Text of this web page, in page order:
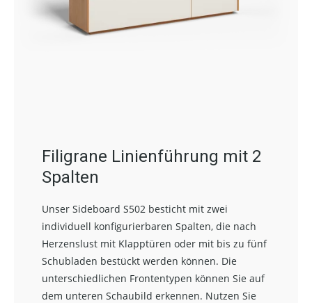
Filigrane Linienführung mit 2
Spalten
Unser Sideboard S502 besticht mit zwei
individuell konfigurierbaren Spalten, die nach
Herzenslust mit Klapptüren oder mit bis zu fünf
Schubladen bestückt werden können. Die
unterschiedlichen Frontentypen können Sie auf
dem unteren Schaubild erkennen. Nutzen Sie